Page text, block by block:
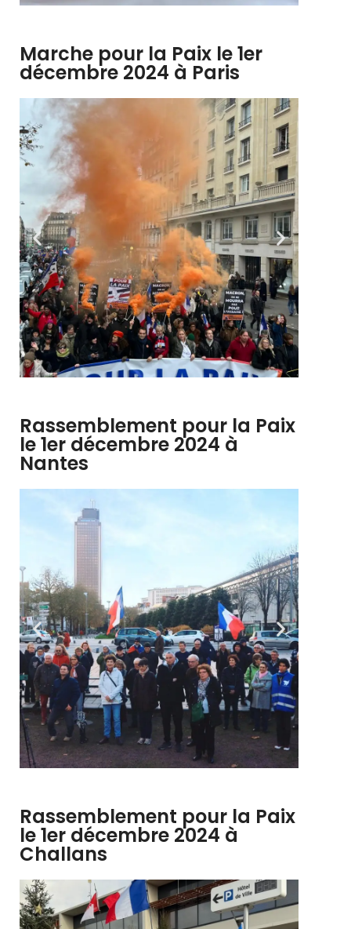
Marche pour la Paix le 1er
décembre 2024 à Paris
Rassemblement pour la Paix
le 1er décembre 2024 à
Nantes
Rassemblement pour la Paix
le 1er décembre 2024 à
Challans